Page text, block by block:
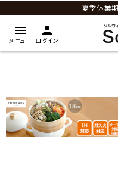
夏季休業
menu
メニュー
person
ログイン